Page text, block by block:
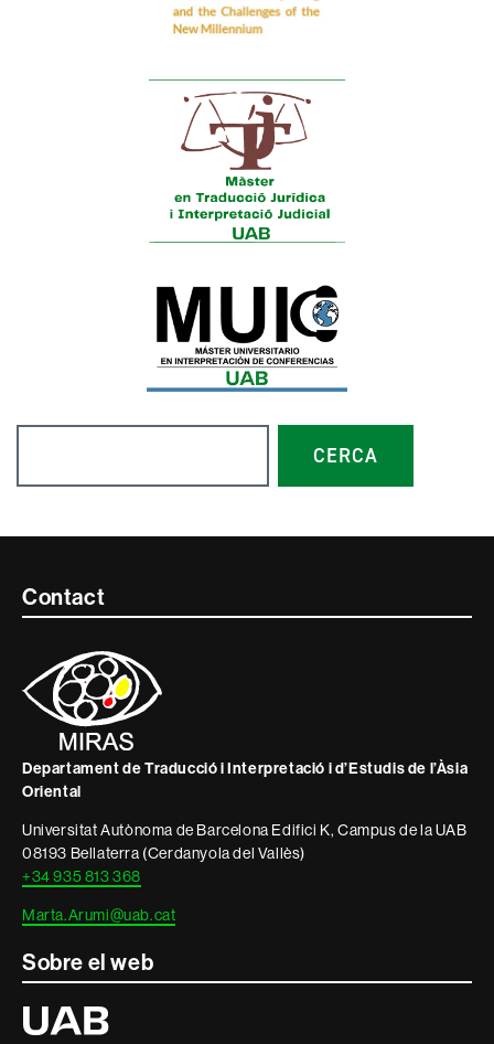
CERCA
Contacte
informació
legal
Contact
Departament de Traducció i Interpretació i d’Estudis de l’Àsia
Oriental
Universitat Autònoma de Barcelona Edifici K, Campus de la UAB
08193 Bellaterra (Cerdanyola del Vallès)
+34 935 813 368
Marta.Arumi@uab.cat
Sobre el web
Universitat
Autònoma